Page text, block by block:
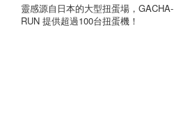
靈感源自日本的大型扭蛋場，GACHA-
RUN 提供超過100台扭蛋機！